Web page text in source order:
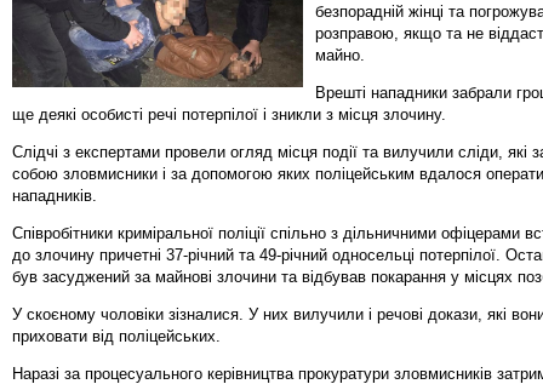
безпорадній жінці та
розправою, якщо та не
майно.
Врешті нападники забрали
ще деякі особисті речі потерпілої і зникли з місця злочину.
Слідчі з експертами провели огляд місця події та вилучили сліди, які
собою зловмисники і за допомогою яких поліцейським вдалося
нападників.
Співробітники криміральної поліції спільно з дільничними офіцерами
до злочину причетні 37-річний та 49-річний односельці потерпілої.
був засуджений за майнові злочини та відбував покарання у місцях
У скоєному чоловіки зізналися. У них вилучили і речові докази, які
приховати від поліцейських.
Наразі за процесуального керівництва прокуратури зловмисників